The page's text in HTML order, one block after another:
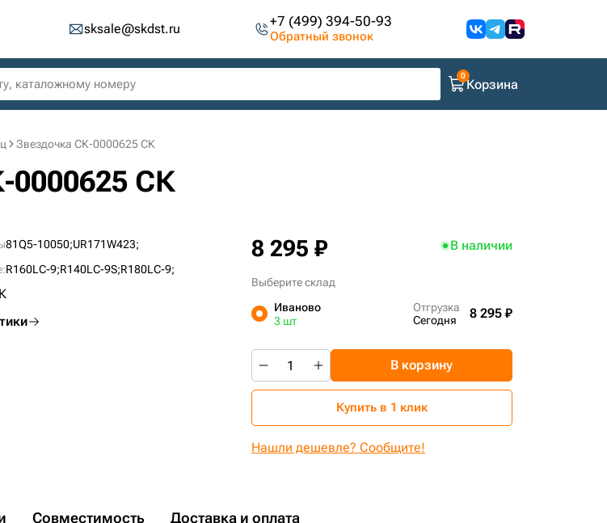
sksale@skdst.ru +7 (499) 394-50-93
Обратный звонок
Корзина
Звездочка СК-0000625 СК
0000625 СК
81Q5-10050;UR171W423;
R160LC-9;R140LC-9S;R180LC-9;
8 295 ₽ В наличии
Выберите склад
Иваново
3 шт
Отгрузка
Сегодня
8 295 ₽
В корзину
Купить в 1 клик
Нашли дешевле? Сообщите!
Совместимость Доставка и оплата